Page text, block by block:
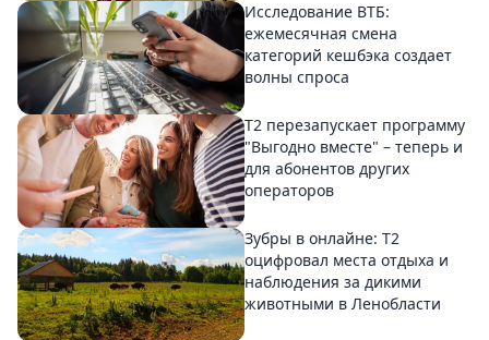
Исследование ВТБ:
ежемесячная смена
категорий кешбэка создает
волны спроса
Т2 перезапускает программу
"Выгодно вместе" – теперь и
для абонентов других
операторов
Зубры в онлайне: Т2
оцифровал места отдыха и
наблюдения за дикими
животными в Ленобласти